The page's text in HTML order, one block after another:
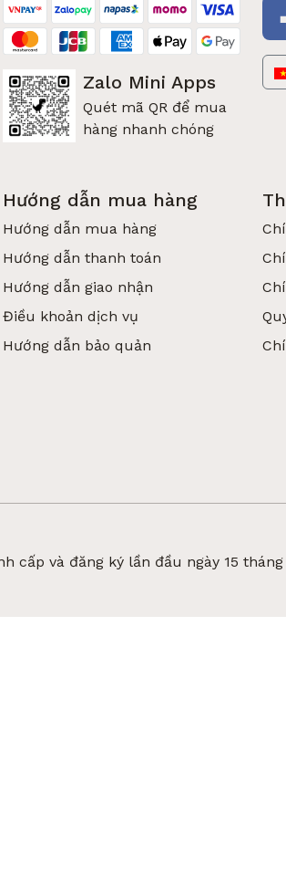
Zalo Mini Apps
Quét mã QR để mua
hàng nhanh chóng
Hướng dẫn mua hàng
Hướng dẫn mua hàng
Hướng dẫn thanh toán
Hướng dẫn giao nhận
Điều khoản dịch vụ
Hướng dẫn bảo quản
cấp và đăng ký lần đầu ngày 15